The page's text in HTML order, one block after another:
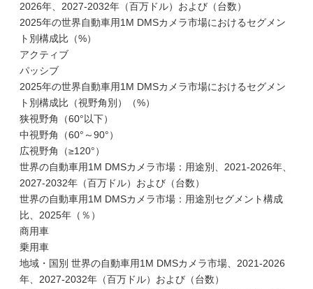
2026年、2027-2032年（百万ドル）および（台数）
2025年の世界自動車用1M DMSカメラ市場におけるセグメン
ト別構成比（%）
アクティブ
パッシブ
2025年の世界自動車用1M DMSカメラ市場におけるセグメン
ト別構成比（視野角別）（%）
狭視野角（60°以下）
中視野角（60°～90°）
広視野角（≥120°）
世界の自動車用1M DMSカメラ市場：用途別、2021-2026年、
2027-2032年（百万ドル）および（台数）
世界の自動車用1M DMSカメラ市場：用途別セグメント構成
比、2025年（％）
商用車
乗用車
地域・国別 世界の自動車用1M DMSカメラ市場、2021-2026
年、2027-2032年（百万ドル）および（台数）